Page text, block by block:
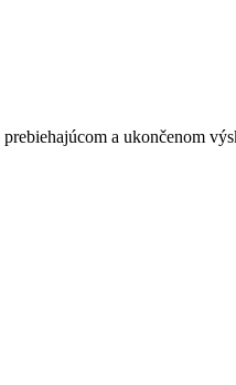
a ukončenom